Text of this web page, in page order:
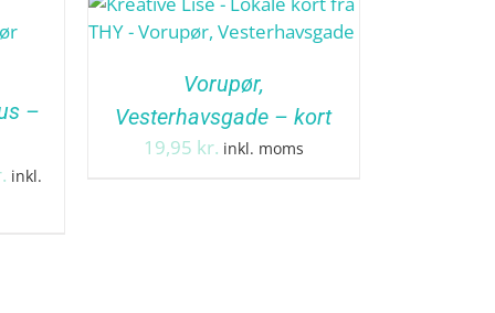
–
Prisinterval:
inkl.
Vorupør,
Vesterhavsgade – kort
19,95 kr. inkl. moms